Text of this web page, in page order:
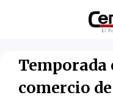
Temporada
comercio